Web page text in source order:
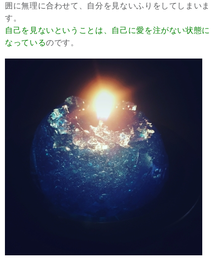
囲に無理に合わせて、自分を見ないふりをしてしまいま
す。
自己を見ないということは、自己に愛を注がない状態に
なっているのです。